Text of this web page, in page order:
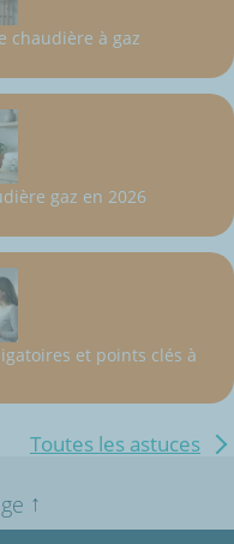
chaudière à gaz
gaz en 2026
et points clés à
Toutes les astuces
↑